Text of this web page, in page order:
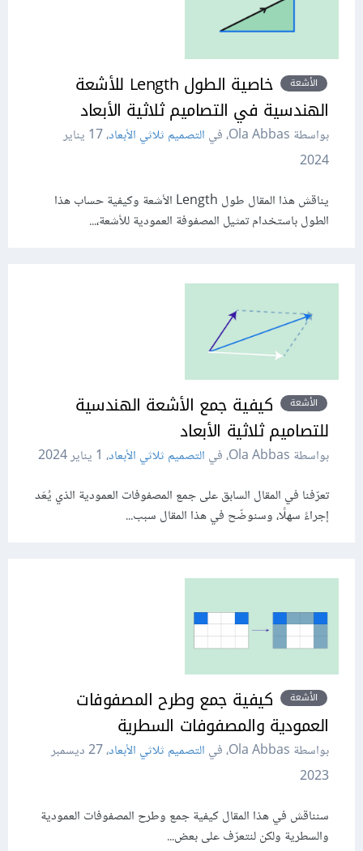
الأشعة
خاصية الطول Length للأشعة
الهندسية في التصاميم ثلاثية الأبعاد
بواسطة Ola Abbas، في التصميم ثلاثي الأبعاد،
17 يناير
2024
يناقش هذا المقال طول Length الأشعة وكيفية حساب هذا
الطول باستخدام تمثيل المصفوفة العمودية للأشعة،...
الأشعة
كيفية جمع الأشعة الهندسية
للتصاميم ثلاثية الأبعاد
بواسطة Ola Abbas، في التصميم ثلاثي الأبعاد، 1 يناير 2024
تعرّفنا في المقال السابق على جمع المصفوفات العمودية الذي يُعَد
إجراءً سهلًا، وسنوضّح في هذا المقال سبب...
الأشعة
كيفية جمع وطرح المصفوفات
العمودية والمصفوفات السطرية
بواسطة Ola Abbas، في التصميم ثلاثي الأبعاد،
27 ديسمبر
2023
سنناقش في هذا المقال كيفية جمع وطرح المصفوفات العمودية
والسطرية ولكن لنتعرّف على بعض...